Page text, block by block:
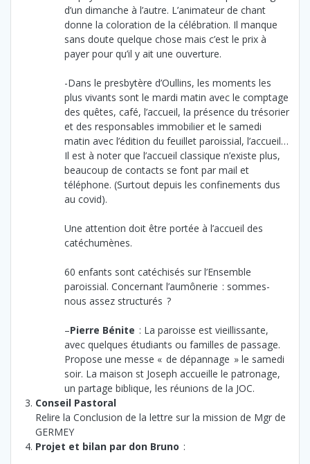
d’un dimanche à l’autre. L’animateur de chant
donne la coloration de la célébration. Il manque
sans doute quelque chose mais c’est le prix à
payer pour qu’il y ait une ouverture.
-Dans le presbytère d’Oullins, les moments les
plus vivants sont le mardi matin avec le comptage
des quêtes, café, l’accueil, la présence du trésorier
et des responsables immobilier et le samedi
matin avec l’édition du feuillet paroissial, l’accueil…
Il est à noter que l’accueil classique n’existe plus,
beaucoup de contacts se font par mail et
téléphone. (Surtout depuis les confinements dus
au covid).
Une attention doit être portée à l’accueil des
catéchumènes.
60 enfants sont catéchisés sur l’Ensemble
paroissial. Concernant l’aumônerie : sommes-
nous assez structurés ?
–Pierre Bénite : La paroisse est vieillissante,
avec quelques étudiants ou familles de passage.
Propose une messe « de dépannage » le samedi
soir. La maison st Joseph accueille le patronage,
un partage biblique, les réunions de la JOC.
Conseil Pastoral
Relire la Conclusion de la lettre sur la mission de Mgr de
GERMEY
Projet et bilan par don Bruno :